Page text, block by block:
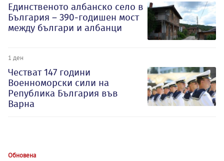
Единственото албанско село в
България – 390-годишен мост
между българи и албанци
1 ден
Честват 147 години
Военноморски сили на
Република България във
Варна
Обновена